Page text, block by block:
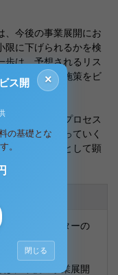
、今後の事業展開にお
限に下げられるかを検
歩は、予想されるリス
それに対する施策をビ
る。
、仮説検証のプロセス
業展開を行っていく
それがリスクとして顕
リスクファクターの
、今後の事業展開
×
ス開
の基礎とな
。
閉じる